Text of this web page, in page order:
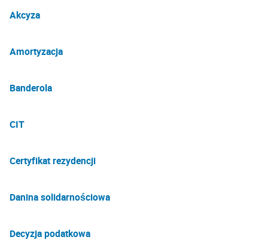
Akcyza
Amortyzacja
Banderola
CIT
Certyfikat rezydencji
Danina solidarnościowa
Decyzja podatkowa